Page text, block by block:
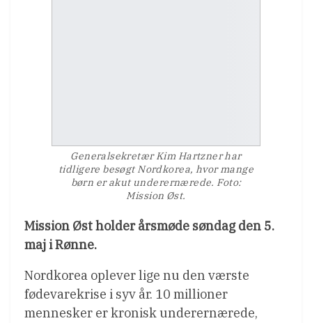
Generalsekretær Kim Hartzner har
tidligere besøgt Nordkorea, hvor mange
børn er akut underernærede. Foto:
Mission Øst.
Mission Øst holder årsmøde søndag den 5.
maj i Rønne.
Nordkorea oplever lige nu den værste
fødevarekrise i syv år. 10 millioner
mennesker er kronisk underernærede,